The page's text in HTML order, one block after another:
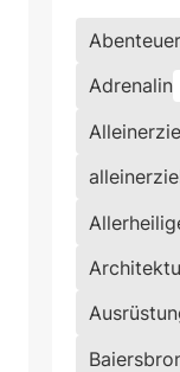
Abenteuer
Adrenalin